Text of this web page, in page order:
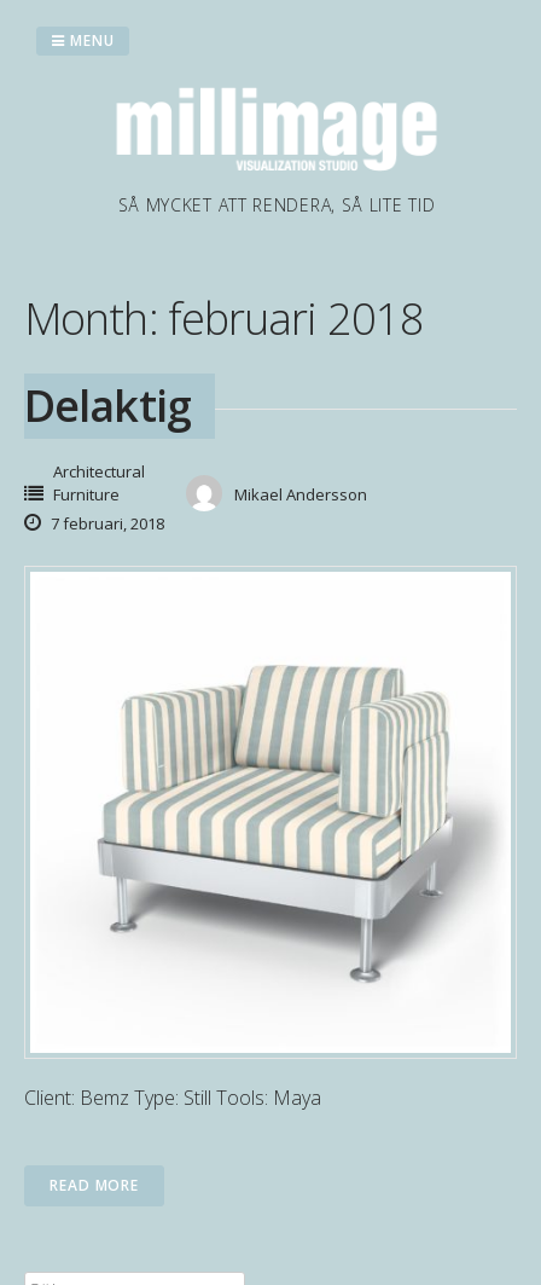
SÅ MYCKET ATT RENDERA, SÅ LITE TID
MENU
Month: februari 2018
Delaktig
Architectural
Furniture
Mikael Andersson
7 februari, 2018
Client: Bemz Type: Still Tools: Maya
READ MORE